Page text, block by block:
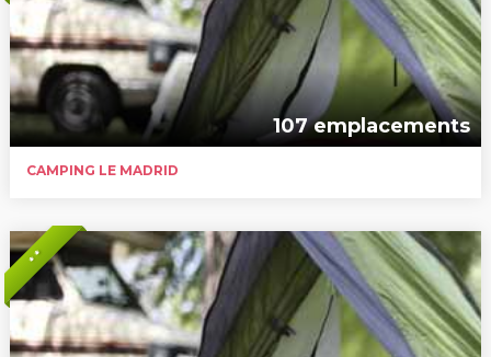
107 emplacements
CAMPING LE MADRID
* *